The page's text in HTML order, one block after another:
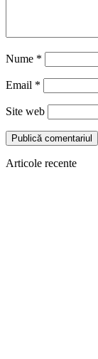
Nume *
Email *
Site web
Articole recente